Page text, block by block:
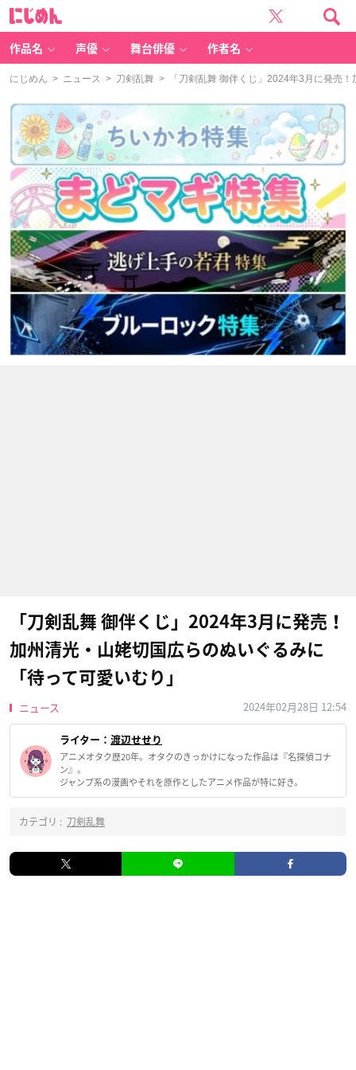
作品名 声優 舞台俳優 作者名
にじめん > ニュース > 刀剣乱舞 > 「刀剣乱舞 御伴くじ」2024年3月に発売
「刀剣乱舞 御伴くじ」2024年3月に発売！
加州清光・山姥切国広らのぬいぐるみに
「待って可愛いむり」
ニュース 2024年02月28日 12:54
ライター： 渡辺せせり
アニメオタク歴20年。オタクのきっかけになった作品は『名探偵コナ
ン』。
ジャンプ系の漫画やそれを原作としたアニメ作品が特に好き。
カテゴリ : 刀剣乱舞